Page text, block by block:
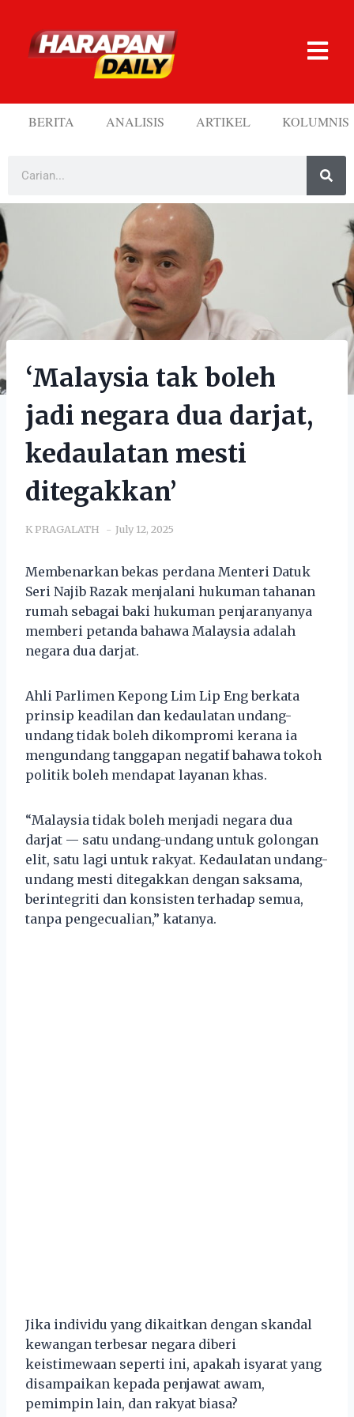
BERITA ANALISIS ARTIKEL KOLUMNIS
‘Malaysia tak boleh
jadi negara dua darjat,
kedaulatan mesti
ditegakkan’
K PRAGALATH July 12, 2025
Membenarkan bekas perdana Menteri Datuk
Seri Najib Razak menjalani hukuman tahanan
rumah sebagai baki hukuman penjaranyanya
memberi petanda bahawa Malaysia adalah
negara dua darjat.
Ahli Parlimen Kepong Lim Lip Eng berkata
prinsip keadilan dan kedaulatan undang-
undang tidak boleh dikompromi kerana ia
mengundang tanggapan negatif bahawa tokoh
politik boleh mendapat layanan khas.
“Malaysia tidak boleh menjadi negara dua
darjat — satu undang-undang untuk golongan
elit, satu lagi untuk rakyat. Kedaulatan undang-
undang mesti ditegakkan dengan saksama,
berintegriti dan konsisten terhadap semua,
tanpa pengecualian,” katanya.
Jika individu yang dikaitkan dengan skandal
kewangan terbesar negara diberi
keistimewaan seperti ini, apakah isyarat yang
disampaikan kepada penjawat awam,
pemimpin lain, dan rakyat biasa?